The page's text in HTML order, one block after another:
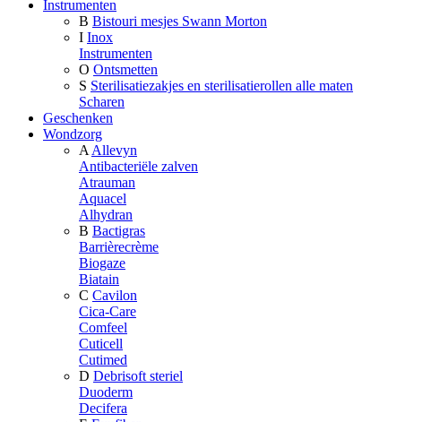
Instrumenten
B Bistouri mesjes Swann Morton
I Inox
Instrumenten
O Ontsmetten
S Sterilisatiezakjes en sterilisatierollen alle maten
Scharen
Geschenken
Wondzorg
A Allevyn
Antibacteriële zalven
Atrauman
Aquacel
Alhydran
B Bactigras
Barrièrecrème
Biogaze
Biatain
C Cavilon
Cica-Care
Comfeel
Cuticell
Cutimed
D Debrisoft steriel
Duoderm
Decifera